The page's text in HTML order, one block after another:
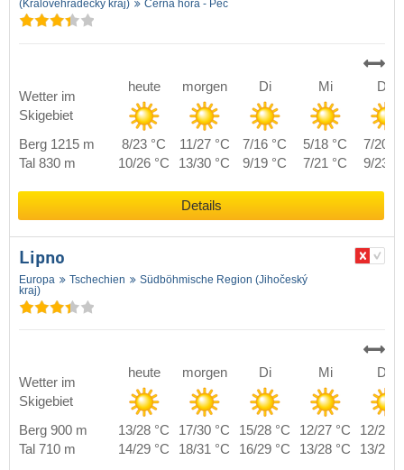
(Královéhradecký kraj)
Černá hora - Pec
Wetter im
Skigebiet
heute morgen Di Mi Do
Berg 1215 m 8/23 °C 11/27 °C 7/16 °C 5/18 °C
7/20
Tal 830 m
10/26 °C 13/30 °C 9/19 °C 7/21 °C 9/23
Details
Lipno
Europa Tschechien
Südböhmische Region (Jihočeský
kraj)
Wetter im
Skigebiet
heute morgen Di Mi Do
Berg 900 m 13/28 °C 17/30 °C 15/28 °C 12/27 °C
12/27
Tal 710 m
14/29 °C 18/31 °C 16/29 °C 13/28 °C 13/28